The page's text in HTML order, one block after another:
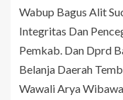
Wabup Bagus Alit
Integritas Dan
Pemkab. Dan Dprd
Belanja Daerah
Wawali Arya